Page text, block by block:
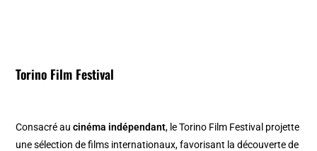
Torino Film Festival
Consacré aucinéma indépendant, le Torino Film Festival projette
une sélection de films internationaux, favorisant la découverte de